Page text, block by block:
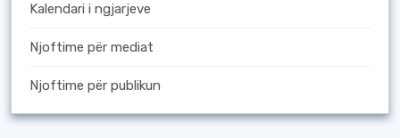
Kalendari i ngjarjeve
Njoftime për mediat
Njoftime për publikun